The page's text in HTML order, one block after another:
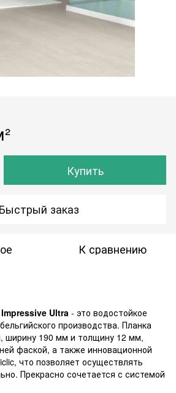
Купить
Быстрый заказ
К сравнению
Ultra - это водостойкое
производства. Планка
ширину 190 мм и толщину 12 мм,
фаской, а также инновационной
что позволяет осуществлять
Прекрасно сочетается с системой